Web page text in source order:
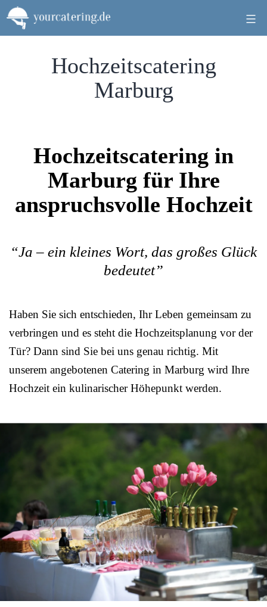
Zum
Inhalt
springen
Hochzeitscatering
Marburg
Hochzeitscatering in
Marburg für Ihre
anspruchsvolle Hochzeit
“Ja – ein kleines Wort, das großes Glück
bedeutet”
Haben Sie sich entschieden, Ihr Leben gemeinsam zu
verbringen und es steht die Hochzeitsplanung vor der
Tür? Dann sind Sie bei uns genau richtig. Mit
unserem angebotenen Catering in Marburg wird Ihre
Hochzeit ein kulinarischer Höhepunkt werden.